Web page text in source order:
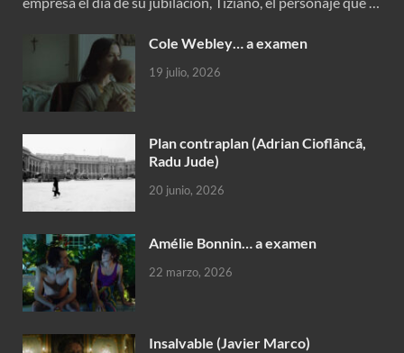
Cole Webley… a examen
19 julio, 2026
Plan contraplan (Adrian Cioflâncã,
Radu Jude)
20 junio, 2026
Amélie Bonnin… a examen
22 marzo, 2026
Insalvable (Javier Marco)